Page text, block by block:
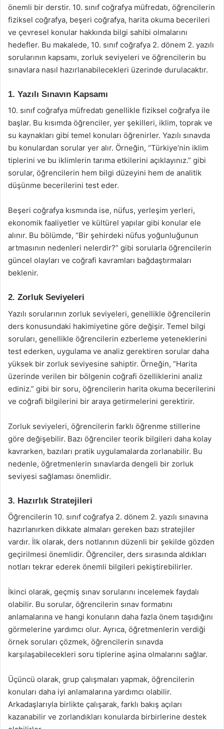
önemli bir derstir. 10. sınıf coğrafya müfredatı, öğrencilerin
fiziksel coğrafya, beşeri coğrafya, harita okuma becerileri
ve çevresel konular hakkında bilgi sahibi olmalarını
hedefler. Bu makalede, 10. sınıf coğrafya 2. dönem 2. yazılı
sorularının kapsamı, zorluk seviyeleri ve öğrencilerin bu
sınavlara nasıl hazırlanabilecekleri üzerinde durulacaktır.
1. Yazılı Sınavın Kapsamı
10. sınıf coğrafya müfredatı genellikle fiziksel coğrafya ile
başlar. Bu kısımda öğrenciler, yer şekilleri, iklim, toprak ve
su kaynakları gibi temel konuları öğrenirler. Yazılı sınavda
bu konulardan sorular yer alır. Örneğin, “Türkiye’nin iklim
tiplerini ve bu iklimlerin tarıma etkilerini açıklayınız.” gibi
sorular, öğrencilerin hem bilgi düzeyini hem de analitik
düşünme becerilerini test eder.
Beşeri coğrafya kısmında ise, nüfus, yerleşim yerleri,
ekonomik faaliyetler ve kültürel yapılar gibi konular ele
alınır. Bu bölümde, “Bir şehirdeki nüfus yoğunluğunun
artmasının nedenleri nelerdir?” gibi sorularla öğrencilerin
güncel olayları ve coğrafi kavramları bağdaştırmaları
beklenir.
2. Zorluk Seviyeleri
Yazılı sorularının zorluk seviyeleri, genellikle öğrencilerin
ders konusundaki hakimiyetine göre değişir. Temel bilgi
soruları, genellikle öğrencilerin ezberleme yeteneklerini
test ederken, uygulama ve analiz gerektiren sorular daha
yüksek bir zorluk seviyesine sahiptir. Örneğin, “Harita
üzerinde verilen bir bölgenin coğrafi özelliklerini analiz
ediniz.” gibi bir soru, öğrencilerin harita okuma becerilerini
ve coğrafi bilgilerini bir araya getirmelerini gerektirir.
Zorluk seviyeleri, öğrencilerin farklı öğrenme stillerine
göre değişebilir. Bazı öğrenciler teorik bilgileri daha kolay
kavrarken, bazıları pratik uygulamalarda zorlanabilir. Bu
nedenle, öğretmenlerin sınavlarda dengeli bir zorluk
seviyesi sağlaması önemlidir.
3. Hazırlık Stratejileri
Öğrencilerin 10. sınıf coğrafya 2. dönem 2. yazılı sınavına
hazırlanırken dikkate almaları gereken bazı stratejiler
vardır. İlk olarak, ders notlarının düzenli bir şekilde gözden
geçirilmesi önemlidir. Öğrenciler, ders sırasında aldıkları
notları tekrar ederek önemli bilgileri pekiştirebilirler.
İkinci olarak, geçmiş sınav sorularını incelemek faydalı
olabilir. Bu sorular, öğrencilerin sınav formatını
anlamalarına ve hangi konuların daha fazla önem taşıdığını
görmelerine yardımcı olur. Ayrıca, öğretmenlerin verdiği
örnek soruları çözmek, öğrencilerin sınavda
karşılaşabilecekleri soru tiplerine aşina olmalarını sağlar.
Üçüncü olarak, grup çalışmaları yapmak, öğrencilerin
konuları daha iyi anlamalarına yardımcı olabilir.
Arkadaşlarıyla birlikte çalışarak, farklı bakış açıları
kazanabilir ve zorlandıkları konularda birbirlerine destek